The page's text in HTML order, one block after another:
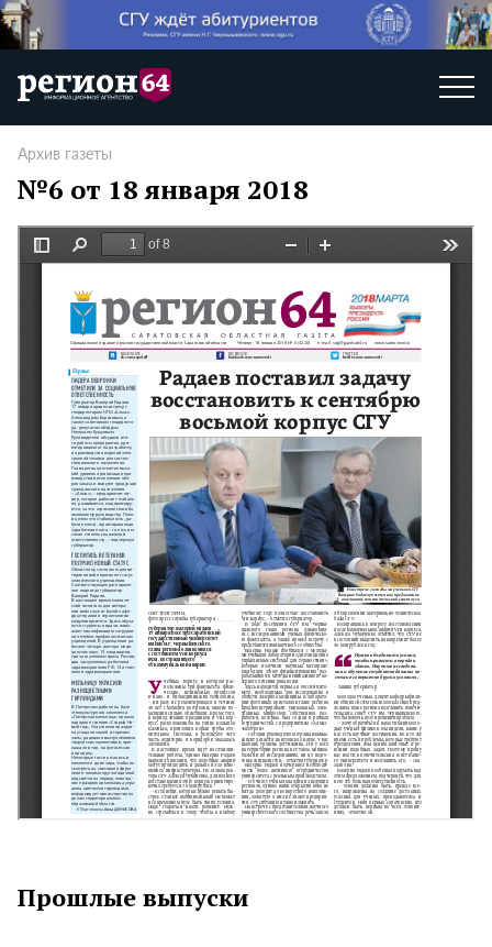
Архив газеты
№6 от 18 января 2018
Прошлые выпуски